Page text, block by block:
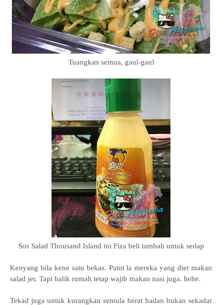
Tuangkan semua, gaul-gaul
Sos Salad Thousand Island ini Fiza beli tambah untuk sedap
Kenyang bila kene satu bekas. Patut la mereka yang diet makan
salad jer. Tapi balik rumah tetap wajib makan nasi juga. hehe.
Tekad juga untuk kurangkan semula berat badan bukan sekadar